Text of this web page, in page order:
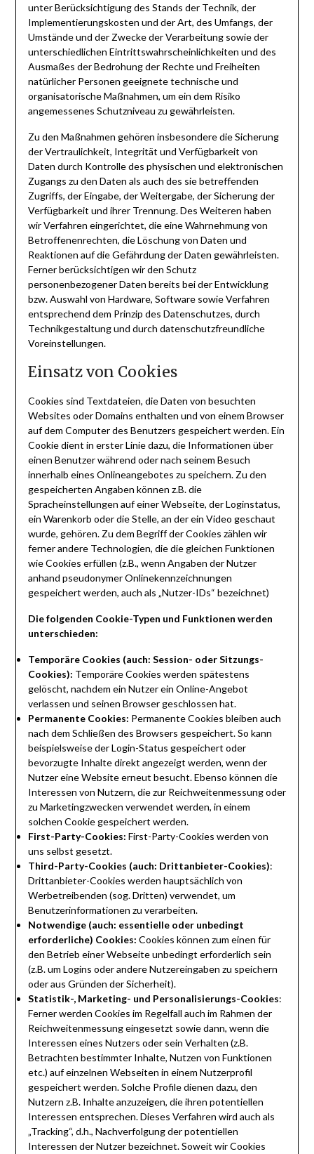
unter Berücksichtigung des Stands der Technik, der
Implementierungskosten und der Art, des Umfangs, der
Umstände und der Zwecke der Verarbeitung sowie der
unterschiedlichen Eintrittswahrscheinlichkeiten und des
Ausmaßes der Bedrohung der Rechte und Freiheiten
natürlicher Personen geeignete technische und
organisatorische Maßnahmen, um ein dem Risiko
angemessenes Schutzniveau zu gewährleisten.
Zu den Maßnahmen gehören insbesondere die Sicherung
der Vertraulichkeit, Integrität und Verfügbarkeit von
Daten durch Kontrolle des physischen und elektronischen
Zugangs zu den Daten als auch des sie betreffenden
Zugriffs, der Eingabe, der Weitergabe, der Sicherung der
Verfügbarkeit und ihrer Trennung. Des Weiteren haben
wir Verfahren eingerichtet, die eine Wahrnehmung von
Betroffenenrechten, die Löschung von Daten und
Reaktionen auf die Gefährdung der Daten gewährleisten.
Ferner berücksichtigen wir den Schutz
personenbezogener Daten bereits bei der Entwicklung
bzw. Auswahl von Hardware, Software sowie Verfahren
entsprechend dem Prinzip des Datenschutzes, durch
Technikgestaltung und durch datenschutzfreundliche
Voreinstellungen.
Einsatz von Cookies
Cookies sind Textdateien, die Daten von besuchten
Websites oder Domains enthalten und von einem Browser
auf dem Computer des Benutzers gespeichert werden. Ein
Cookie dient in erster Linie dazu, die Informationen über
einen Benutzer während oder nach seinem Besuch
innerhalb eines Onlineangebotes zu speichern. Zu den
gespeicherten Angaben können z.B. die
Spracheinstellungen auf einer Webseite, der Loginstatus,
ein Warenkorb oder die Stelle, an der ein Video geschaut
wurde, gehören. Zu dem Begriff der Cookies zählen wir
ferner andere Technologien, die die gleichen Funktionen
wie Cookies erfüllen (z.B., wenn Angaben der Nutzer
anhand pseudonymer Onlinekennzeichnungen
gespeichert werden, auch als „Nutzer-IDs“ bezeichnet)
Die folgenden Cookie-Typen und Funktionen werden
unterschieden:
Temporäre Cookies (auch: Session- oder Sitzungs-
Cookies): Temporäre Cookies werden spätestens
gelöscht, nachdem ein Nutzer ein Online-Angebot
verlassen und seinen Browser geschlossen hat.
Permanente Cookies: Permanente Cookies bleiben auch
nach dem Schließen des Browsers gespeichert. So kann
beispielsweise der Login-Status gespeichert oder
bevorzugte Inhalte direkt angezeigt werden, wenn der
Nutzer eine Website erneut besucht. Ebenso können die
Interessen von Nutzern, die zur Reichweitenmessung oder
zu Marketingzwecken verwendet werden, in einem
solchen Cookie gespeichert werden.
First-Party-Cookies: First-Party-Cookies werden von
uns selbst gesetzt.
Third-Party-Cookies (auch: Drittanbieter-Cookies):
Drittanbieter-Cookies werden hauptsächlich von
Werbetreibenden (sog. Dritten) verwendet, um
Benutzerinformationen zu verarbeiten.
Notwendige (auch: essentielle oder unbedingt
erforderliche) Cookies: Cookies können zum einen für
den Betrieb einer Webseite unbedingt erforderlich sein
(z.B. um Logins oder andere Nutzereingaben zu speichern
oder aus Gründen der Sicherheit).
Statistik-, Marketing- und Personalisierungs-Cookies:
Ferner werden Cookies im Regelfall auch im Rahmen der
Reichweitenmessung eingesetzt sowie dann, wenn die
Interessen eines Nutzers oder sein Verhalten (z.B.
Betrachten bestimmter Inhalte, Nutzen von Funktionen
etc.) auf einzelnen Webseiten in einem Nutzerprofil
gespeichert werden. Solche Profile dienen dazu, den
Nutzern z.B. Inhalte anzuzeigen, die ihren potentiellen
Interessen entsprechen. Dieses Verfahren wird auch als
„Tracking“, d.h., Nachverfolgung der potentiellen
Interessen der Nutzer bezeichnet. Soweit wir Cookies